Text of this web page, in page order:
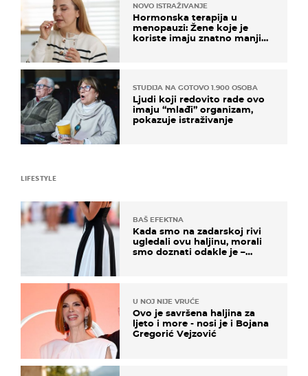
NOVO ISTRAŽIVANJE
Hormonska terapija u
menopauzi: Žene koje je
koriste imaju znatno manji
STUDIJA NA GOTOVO 1.900 OSOBA
Ljudi koji redovito rade ovo
imaju “mlađi” organizam,
pokazuje istraživanje
LIFESTYLE
BAŠ EFEKTNA
Kada smo na zadarskoj rivi
ugledali ovu haljinu, morali
smo doznati odakle je –
U NOJ NIJE VRUĆE
Ovo je savršena haljina za
ljeto i more - nosi je i Bojana
Gregorić Vejzović